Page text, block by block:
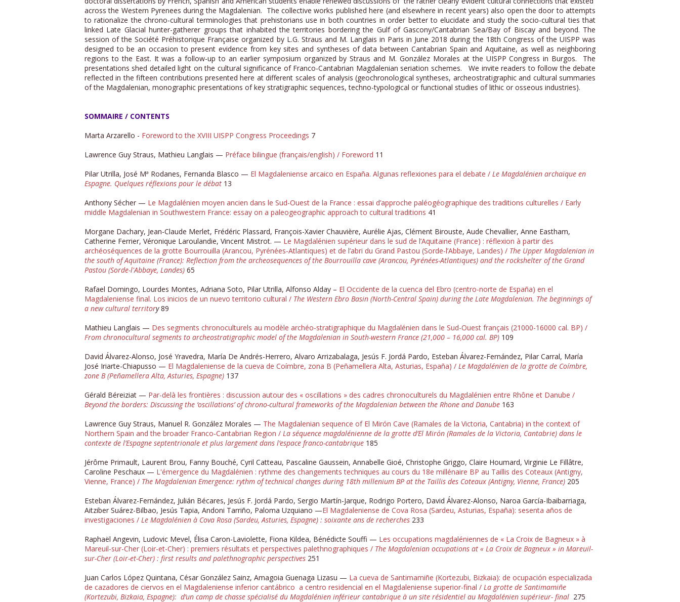
across the Western Pyrenees during the Magdalenian. The collective works published here (and elsewhere in recent years) also open the door to attempts
to rationalize the chrono-cultural terminologies that prehistorians use in both countries in order better to elucidate and study the socio-cultural ties that
linked Late Glacial hunter-gatherer groups that inhabited the territories bordering the Gulf of Gascony/Cantabrian Sea/Bay of Biscay and beyond. The
session of the Société Préhistorique Française organized by L.G. Straus and M. Langlais in Paris in June 2018 during the 18th Congress of the UISPP was
designed to be an occasion to present evidence from key sites and syntheses of data between Cantabrian Spain and Aquitaine, as well as neighboring
regions to the East. It was a follow-up to an earlier symposium organized by Straus and M. González Morales at the UISPP Congress in Burgos. The
presentations shed detailed light on the cultural significance of Franco-Cantabrian Magdalenian seriation schemes. We invite readers to follow the debate
reflected in the fifteen contributions presented here at different scales of analysis (geochronological syntheses, archeostratigraphic and cultural summaries
of the Magdalenian, monographic presentations of key stratigraphic sequences, techno-typological or functional studies of lithic or osseous industries).
SOMMAIRE / CONTENTS
Marta Arzarello - Foreword to the XVIII UISPP Congress Proceedings 7
Lawrence Guy Straus, Mathieu Langlais — Préface bilingue (français/english) / Foreword 11
Pilar Utrilla, José Mª Rodanes, Fernanda Blasco — El Magdaleniense arcaico en España. Algunas reflexiones para el debate / Le Magdalénien archaïque en
Espagne. Quelques réflexions pour le débat 13
Anthony Sécher — Le Magdalénien moyen ancien dans le Sud-Ouest de la France : essai d’approche paléogéographique des traditions culturelles / Early
middle Magdalenian in Southwestern France: essay on a paleogeographic approach to cultural traditions 41
Morgane Dachary, Jean-Claude Merlet, Frédéric Plassard, François-Xavier Chauvière, Aurélie Ajas, Clément Birouste, Aude Chevallier, Anne Eastham,
Catherine Ferrier, Véronique Laroulandie, Vincent Mistrot. — Le Magdalénien supérieur dans le sud de l’Aquitaine (France) : réflexion à partir des
archéoséquences de la grotte Bourrouilla (Arancou, Pyrénées-Atlantiques) et de l’abri du Grand Pastou (Sorde-l’Abbaye, Landes) / The Upper Magdalenian in
the south of Aquitaine (France): Reflection from the archeosequences of the Bourrouilla cave (Arancou, Pyrénées-Atlantiques) and the rockshelter of the Grand
Pastou (Sorde-l'Abbaye, Landes) 65
Rafael Domingo, Lourdes Montes, Adriana Soto, Pilar Utrilla, Alfonso Alday – El Occidente de la cuenca del Ebro (centro-norte de España) en el
Magdaleniense final. Los inicios de un nuevo territorio cultural / The Western Ebro Basin (North-Central Spain) during the Late Magdalenian. The beginnings of
a new cultural territory89
Mathieu Langlais — Des segments chronoculturels au modèle archéo-stratigraphique du Magdalénien dans le Sud-Ouest français (21000-16000 cal. BP) /
From chronocultural segments to archeostratigraphic model of the Magdalenian in South-western France (21,000 – 16,000 cal. BP) 109
David Álvarez-Alonso, José Yravedra, María De Andrés-Herrero, Alvaro Arrizabalaga, Jesús F. Jordá Pardo, Esteban Álvarez-Fernández, Pilar Carral, María
José Iriarte-Chiapusso — El Magdaleniense de la cueva de Coímbre, zona B (Peñamellera Alta, Asturias, España) / Le Magdalénien de la grotte de Coímbre,
zone B (Peñamellera Alta, Asturies, Espagne) 137
Gérald Béreiziat — Par-delà les frontières : discussion autour des « oscillations » des cadres chronoculturels du Magdalénien entre Rhône et Danube /
Beyond the borders: Discussing the ‘oscillations’ of chrono-cultural frameworks of the Magdalenian between the Rhone and Danube 163
Lawrence Guy Straus, Manuel R. González Morales — The Magdalenian sequence of El Mirón Cave (Ramales de la Victoria, Cantabria) in the context of
Northern Spain and the broader Franco-Cantabrian Region / La séquence magdalénienne de la grotte d’El Mirón (Ramales de la Victoria, Cantabrie) dans le
contexte de l’Espagne septentrionale et plus largement dans l’espace franco-cantabrique 185
Jérôme Primault, Laurent Brou, Fanny Bouché, Cyril Catteau, Pascaline Gaussein, Annabelle Gioé, Christophe Griggo, Claire Houmard, Virginie Le Fillâtre,
Caroline Peschaux — L'émergence du Magdalénien : rythme des changements techniques au cours du 18e millénaire BP au Taillis des Coteaux (Antigny,
Vienne, France) / The Magdalenian Emergence: rythm of technical changes during 18th millenium BP at the Taillis des Coteaux (Antigny, Vienne, France) 205
Esteban Álvarez-Fernández, Julián Bécares, Jesús F. Jordá Pardo, Sergio Martín-Jarque, Rodrigo Portero, David Álvarez-Alonso, Naroa García-Ibaibarriaga,
Aitziber Suárez-Bilbao, Jesús Tapia, Andoni Tarriño, Paloma Uzquiano —El Magdaleniense de Cova Rosa (Sardeu, Asturias, España): sesenta años de
investigaciones / Le Magdalénien à Cova Rosa (Sardeu, Asturies, Espagne) : soixante ans de recherches 233
Raphaël Angevin, Ludovic Mevel, Élisa Caron-Laviolette, Fiona Kildea, Bénédicte Souffi — Les occupations magdaléniennes de « La Croix de Bagneux » à
Mareuil-sur-Cher (Loir-et-Cher) : premiers résultats et perspectives palethnographiques / The Magdalenian occupations at « La Croix de Bagneux » in Mareuil-
sur-Cher (Loir-et-Cher) : first results and palethnographic perspectives 251
Juan Carlos López Quintana, César González Sainz, Amagoia Guenaga Lizasu — La cueva de Santimamiñe (Kortezubi, Bizkaia): de ocupación especializada
de cazadores de ciervos en el Magdaleniense inferior cantábrico a centro residencial en el Magdaleniense superior-final / La grotte de Santimamiñe
(Kortezubi, Bizkaia, Espagne): d’un camp de chasse spécialisé du Magdalénien inférieur cantabrique à un site résidentiel au Magdalénien supérieur- final 275